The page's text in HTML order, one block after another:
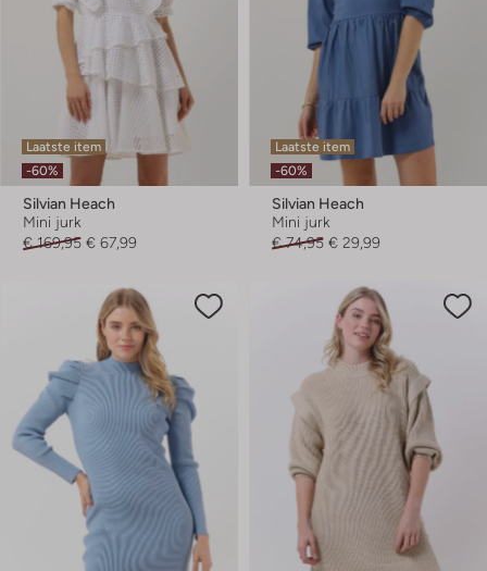
Laatste item
-60%
Silvian Heach
Mini jurk
€ 169,95 € 67,99
Laatste item
-60%
Silvian Heach
Mini jurk
€ 74,95 € 29,99